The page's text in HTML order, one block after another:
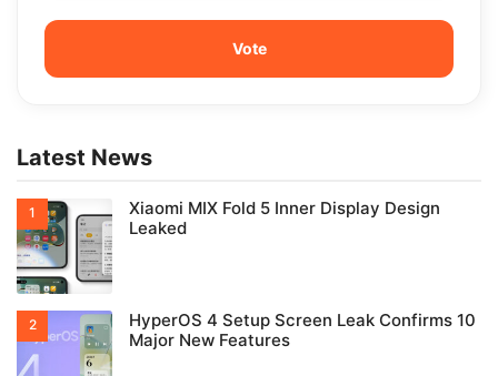
Latest News
Xiaomi MIX Fold 5 Inner Display Design
Leaked
HyperOS 4 Setup Screen Leak Confirms 10
Major New Features